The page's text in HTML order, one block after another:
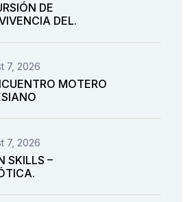
DE
DEL.
7, 2026
MOTERO
7, 2026
SKILLS –